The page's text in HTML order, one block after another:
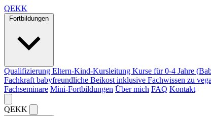
QEKK
Fortbildungen
Qualifizierung Eltern-Kind-Kursleitung Kurse für 0-4 Jahre
Fachkraft babyfreundliche Beikost inklusive Fachwissen zu
Fachseminare Mini-Fortbildungen Über mich FAQ Kontakt
QEKK